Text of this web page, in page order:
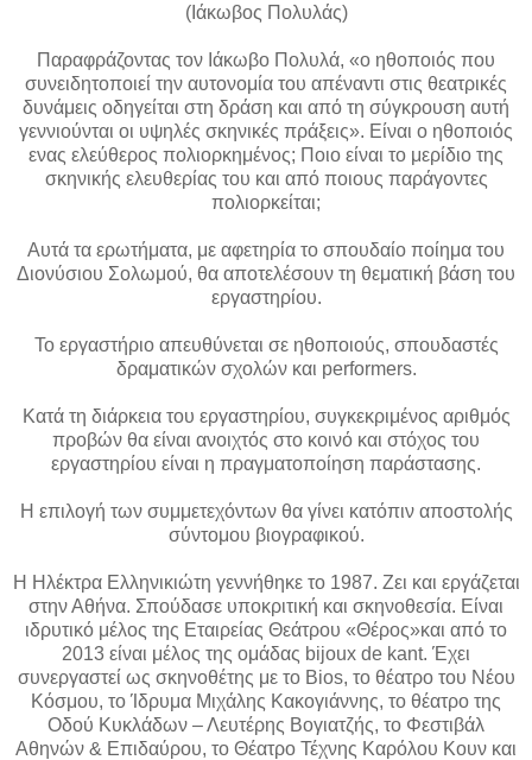
(Ιάκωβος Πολυλάς)
Παραφράζοντας τον Ιάκωβο Πολυλά, «ο ηθοποιός που
συνειδητοποιεί την αυτονομία του απέναντι στις θεατρικές
δυνάμεις οδηγείται στη δράση και από τη σύγκρουση αυτή
γεννιούνται οι υψηλές σκηνικές πράξεις». Είναι ο ηθοποιός
ενας ελεύθερος πολιορκημένος; Ποιο είναι το μερίδιο της
σκηνικής ελευθερίας του και από ποιους παράγοντες
πολιορκείται;
Αυτά τα ερωτήματα, με αφετηρία το σπουδαίο ποίημα του
Διονύσιου Σολωμού, θα αποτελέσουν τη θεματική βάση του
εργαστηρίου.
Το εργαστήριο απευθύνεται σε ηθοποιούς, σπουδαστές
δραματικών σχολών και performers.
Κατά τη διάρκεια του εργαστηρίου, συγκεκριμένος αριθμός
προβών θα είναι ανοιχτός στο κοινό και στόχος του
εργαστηρίου είναι η πραγματοποίηση παράστασης.
Η επιλογή των συμμετεχόντων θα γίνει κατόπιν αποστολής
σύντομου βιογραφικού.
Η Ηλέκτρα Ελληνικιώτη γεννήθηκε το 1987. Ζει και εργάζεται
στην Αθήνα. Σπούδασε υποκριτική και σκηνοθεσία. Είναι
ιδρυτικό μέλος της Εταιρείας Θεάτρου «Θέρος»και από το
2013 είναι μέλος της ομάδας bijoux de kant. Έχει
συνεργαστεί ως σκηνοθέτης με το Bios, το θέατρο του Νέου
Κόσμου, το Ίδρυμα Μιχάλης Κακογιάννης, το θέατρο της
Οδού Κυκλάδων – Λευτέρης Βογιατζής, το Φεστιβάλ
Αθηνών & Επιδαύρου, το Θέατρο Τέχνης Καρόλου Κουν και